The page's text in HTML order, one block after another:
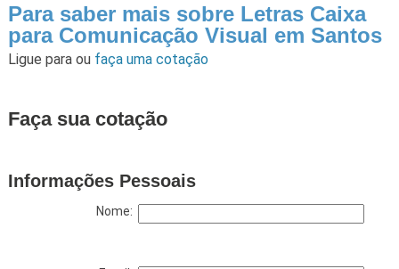
Para saber mais sobre Letras Caixa
para Comunicação Visual em Santos
Ligue para ou faça uma cotação
Faça sua cotação
Informações Pessoais
Nome: